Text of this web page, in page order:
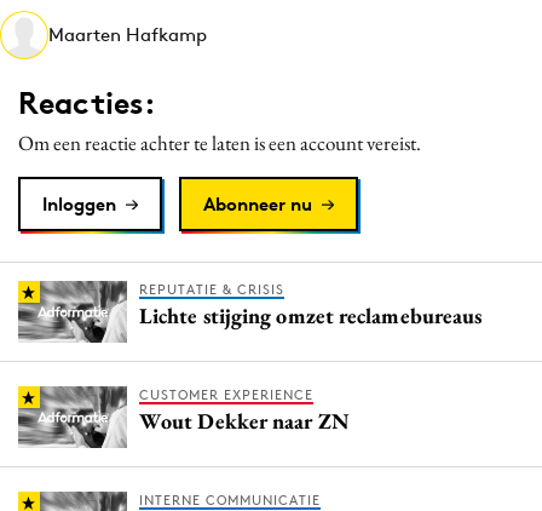
Media
Merkstrategie
PR
Programmatic
Reputatie & crisis
Maarten Hafkamp
Reacties:
Om een reactie achter te laten is een account vereist.
Inloggen Abonneer nu
REPUTATIE & CRISIS
Lichte stijging omzet reclamebureaus
CUSTOMER EXPERIENCE
Wout Dekker naar ZN
INTERNE COMMUNICATIE